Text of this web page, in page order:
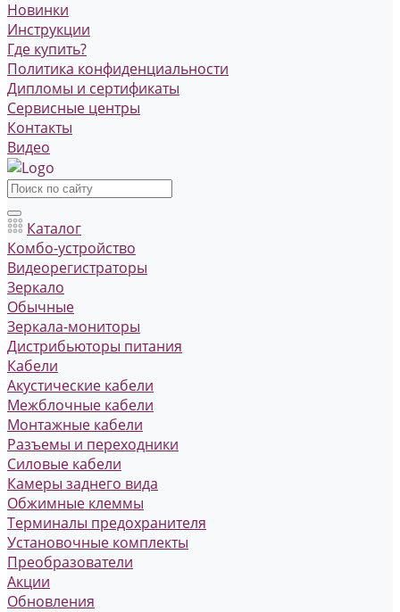
Новинки
Инструкции
Где купить?
Политика конфиденциальности
Дипломы и сертификаты
Сервисные центры
Контакты
Видео
Каталог
Комбо-устройство
Видеорегистраторы
Зеркало
Обычные
Зеркала-мониторы
Дистрибьюторы питания
Кабели
Акустические кабели
Межблочные кабели
Монтажные кабели
Разъемы и переходники
Силовые кабели
Камеры заднего вида
Обжимные клеммы
Терминалы предохранителя
Установочные комплекты
Преобразователи
Акции
Обновления